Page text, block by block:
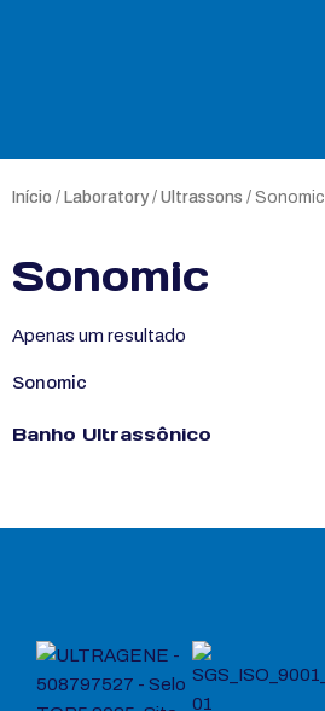
Início / Laboratory / Ultrassons / Sonomic
Sonomic
Apenas um resultado
Sonomic
Banho Ultrassônico